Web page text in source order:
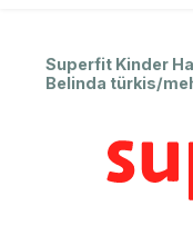
Superfit Kinder
Belinda türkis/